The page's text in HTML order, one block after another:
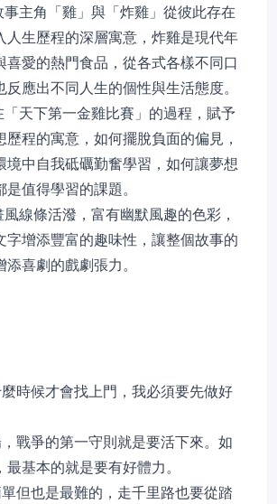
主角「雞」與「炸雞」從彼此存在
人生歷程的深層寓意，炸雞是現代年
喜愛的熱門食品，從各式各樣不同口
應出不同人生的個性與生活態度。
天下第一金雞比賽」的過程，賦予
程的寓意，如何擺脫負面的偏見，
境中自我砥礪勤奮學習，如何讓夢想
值得學習的課題。
線條活潑，富有幽默風趣的色彩，
字增添豐富的趣味性，讓整個故事的
喜劇的戲劇張力。
時候才會找上門，我必須要先做好
戰爭的第一守則就是要活下來。如
基本的就是要有好體力。
但也是最難的，走千里路也要從踏